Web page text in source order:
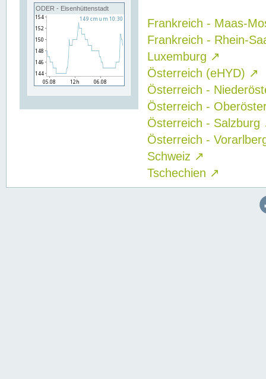
ODER - Eisenhüttenstadt
Frankreich - Maas-
Frankreich - Rhein-
Luxemburg ↗
Österreich (eHYD) ↗
Österreich -
Österreich -
Österreich - Salzburg
Österreich -
Schweiz ↗
Tschechien ↗